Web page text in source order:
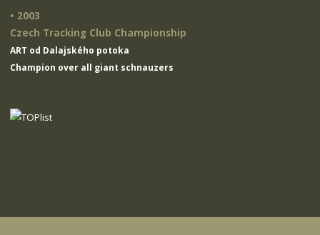
• 2003
Czech Tracking Club Championship
ART od Dalajského potoka
Champion over all giant schnauzers